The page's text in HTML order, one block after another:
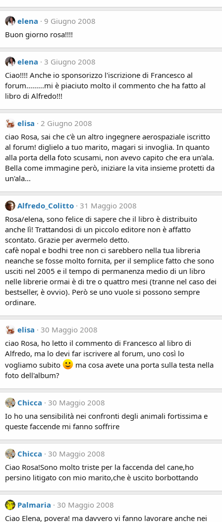
elena
9 Giugno 2008
Buon giorno rosa!!!!
elena
3 Giugno 2008
Ciao!!!! Anche io sponsorizzo l'iscrizione di Francesco al
forum.........mi è piaciuto molto il commento che ha fatto al
libro di Alfredo!!!
elisa
2 Giugno 2008
ciao Rosa, sai che c'è un altro ingegnere aerospaziale iscritto
al forum! diglielo a tuo marito, magari si invoglia. In quanto
alla porta della foto scusami, non avevo capito che era un'ala.
Bella come immagine però, iniziare la vita insieme protetti da
un'ala...
Alfredo_Colitto 31 Maggio 2008
Rosa/elena, sono felice di sapere che il libro è distribuito
anche lì! Trattandosi di un piccolo editore non è affatto
scontato. Grazie per avermelo detto.
cafè nopal e bodhi tree non ci sarebbero nella tua libreria
neanche se fosse molto fornita, per il semplice fatto che sono
usciti nel 2005 e il tempo di permanenza medio di un libro
nelle librerie ormai è di tre o quattro mesi (tranne nel caso dei
bestseller, è ovvio). Però se uno vuole si possono sempre
ordinare.
elisa
30 Maggio 2008
ciao Rosa, ho letto il commento di Francesco al libro di
Alfredo, ma lo devi far iscrivere al forum, uno così lo
vogliamo subito
ma cosa avete una porta sulla testa nella
foto dell'album?
Chicca
30 Maggio 2008
Io ho una sensibilità nei confronti degli animali fortissima e
queste faccende mi fanno soffrire
Chicca
30 Maggio 2008
Ciao Rosa!Sono molto triste per la faccenda del cane,ho
persino litigato con mio marito,che è uscito borbottando
Palmaria
30 Maggio 2008
Ciao Elena, povera! ma davvero vi fanno lavorare anche nei